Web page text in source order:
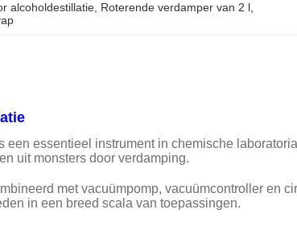
alcoholdestillatie Roterende verdamper van 2 l
essentieel instrument in chemische
uit monsters door verdamping.
met vacuümpomp, vacuümcontroller en
in een breed scala van toepassingen.